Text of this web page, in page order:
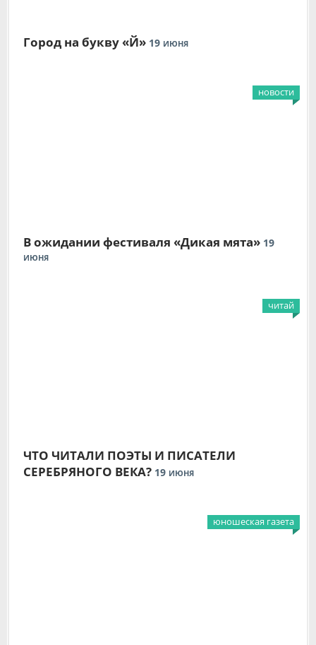
Город на букву «Й» 19 ИЮНЯ
новости
В ожидании фестиваля «Дикая мята» 19
ИЮНЯ
читай
ЧТО ЧИТАЛИ ПОЭТЫ И ПИСАТЕЛИ
СЕРЕБРЯНОГО ВЕКА? 19 ИЮНЯ
юношеская газета